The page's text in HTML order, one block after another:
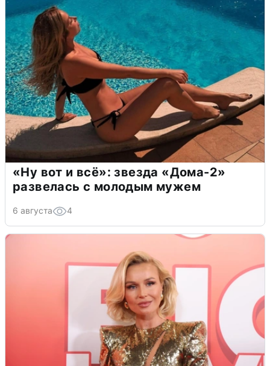
«Ну вот и всё»: звезда «Дома-2»
развелась с молодым мужем
6 августа 4